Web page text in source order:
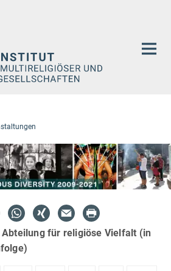
für religiöse Vielfalt (in